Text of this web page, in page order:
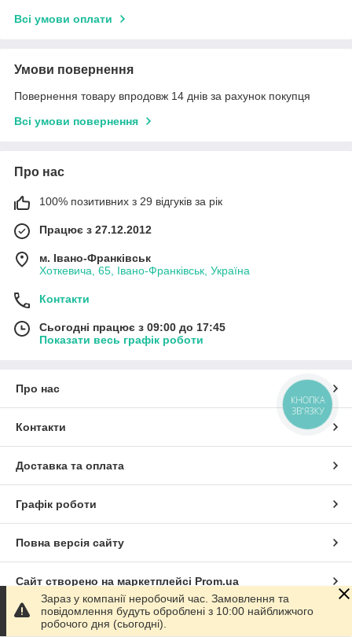
Всі умови оплати
Умови повернення
Повернення товару впродовж 14 днів за рахунок покупця
Всі умови повернення
Про нас
100% позитивних з 29 відгуків за рік
Працює з 27.12.2012
м. Івано-Франківськ
Хоткевича, 65, Івано-Франківськ, Україна
Контакти
Сьогодні працює з 09:00 до 17:45
Показати весь графік роботи
Про нас
Контакти
Доставка та оплата
Графік роботи
Повна версія сайту
Сайт створено на маркетплейсі Prom.ua
Політика конфіденційності
Зараз у компанії неробочий час. Замовлення та
повідомлення будуть оброблені з 10:00 найближчого
робочого дня (сьогодні).
КНОПКА
ЗВ'ЯЗКУ